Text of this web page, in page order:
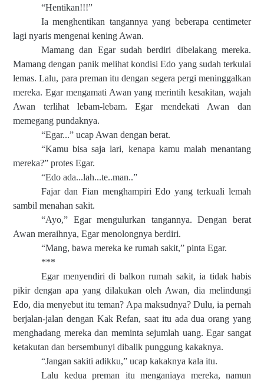
“Hentikan!!!”
Ia menghentikan tangannya yang beberapa centimeter
lagi nyaris mengenai kening Awan.
Mamang dan Egar sudah berdiri dibelakang mereka.
Mamang dengan panik melihat kondisi Edo yang sudah terkulai
lemas. Lalu, para preman itu dengan segera pergi meninggalkan
mereka. Egar mengamati Awan yang merintih kesakitan, wajah
Awan terlihat lebam-lebam. Egar mendekati Awan dan
memegang pundaknya.
“Egar...” ucap Awan dengan berat.
“Kamu bisa saja lari, kenapa kamu malah menantang
mereka?” protes Egar.
“Edo ada...lah...te..man..”
Fajar dan Fian menghampiri Edo yang terkuali lemah
sambil menahan sakit.
“Ayo,” Egar mengulurkan tangannya. Dengan berat
Awan meraihnya, Egar menolongnya berdiri.
“Mang, bawa mereka ke rumah sakit,” pinta Egar.
***
Egar menyendiri di balkon rumah sakit, ia tidak habis
pikir dengan apa yang dilakukan oleh Awan, dia melindungi
Edo, dia menyebut itu teman? Apa maksudnya? Dulu, ia pernah
berjalan-jalan dengan Kak Refan, saat itu ada dua orang yang
menghadang mereka dan meminta sejumlah uang. Egar sangat
ketakutan dan bersembunyi dibalik punggung kakaknya.
“Jangan sakiti adikku,” ucap kakaknya kala itu.
Lalu kedua preman itu menganiaya mereka, namun